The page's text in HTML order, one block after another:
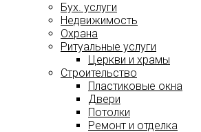
Бух. услуги
Недвижимость
Охрана
Ритуальные услуги
Церкви и храмы
Строительство
Пластиковые окна
Двери
Потолки
Ремонт и отделка